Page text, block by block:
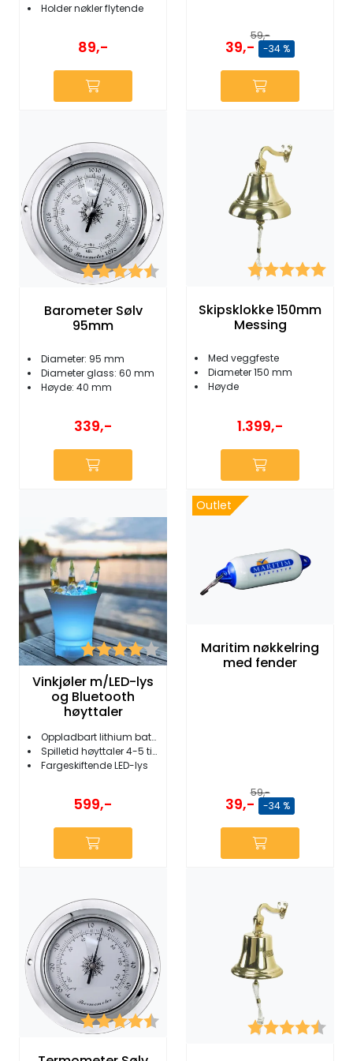
Holder nøkler flytende
89,-
59,-
39,- -34 %
Karakter: 4.5 av 5 mulige
Barometer Sølv
95mm
Diameter: 95 mm
Diameter glass: 60 mm
Høyde: 40 mm
339,-
Karakter:
Skipsklokke 150mm
Messing
Med veggfeste
Diameter 150 mm
Høyde
1.399,-
Karakter:
4.0 av 5 mulige
Vinkjøler m/LED-lys
og Bluetooth
høyttaler
Oppladbart lithium batteri
Spilletid høyttaler 4-5 timer
Fargeskiftende LED-lys
599,-
Outlet
Maritim nøkkelring
med fender
59,-
39,- -34 %
Karakter: Karakter: